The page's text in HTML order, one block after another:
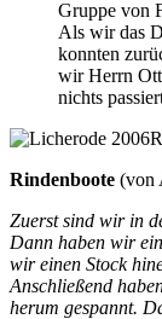
Gruppe von
Als wir das
konnten
wir Herrn
nichts
Rindenboote (von
Zuerst sind wir in
Dann haben wir
wir einen Stock
Anschließend
herum gespannt.